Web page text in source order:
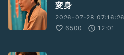
変身
2026-07-28 07:16:26
6500
12:01